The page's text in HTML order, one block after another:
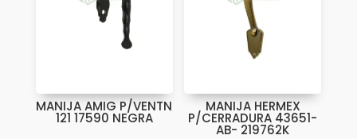
MANIJA AMIG P/VENTN
121 17590 NEGRA
MANIJA HERMEX
P/CERRADURA 43651-
AB- 219762K